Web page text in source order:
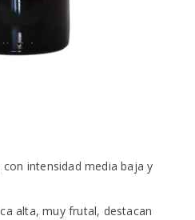
intensidad media baja y
alta, muy frutal, destacan